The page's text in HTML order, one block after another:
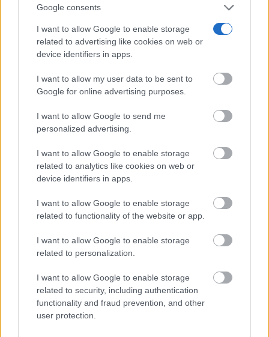
Google consents
I want to allow Google to enable storage
related to advertising like cookies on web or
device identifiers in apps.
I want to allow my user data to be sent to
Google for online advertising purposes.
I want to allow Google to send me
personalized advertising.
I want to allow Google to enable storage
related to analytics like cookies on web or
device identifiers in apps.
I want to allow Google to enable storage
related to functionality of the website or app.
I want to allow Google to enable storage
related to personalization.
I want to allow Google to enable storage
related to security, including authentication
functionality and fraud prevention, and other
user protection.
AEMET avisa de...
09/08/2026
Tomelloso vivirá un domingo de intenso
calor: AEMET prevé hasta 39...